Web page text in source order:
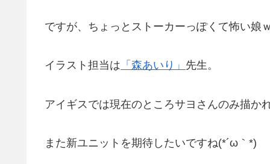
ですが、ちょっとストーカーっぽくて怖い娘ｗ
イラスト担当は 「森あいり」 先生。
アイギスでは現在のところサヨさんのみ描か
また新ユニットを期待したいですね(*´ω｀*)